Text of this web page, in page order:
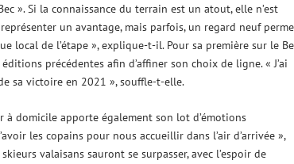
». Si la connaissance du terrain est un atout, elle n’est
un avantage, mais parfois, un regard neuf
local de l’étape », explique-t-il. Pour sa première sur le
précédentes afin d’affiner son choix de ligne. « J’ai
sa victoire en 2021 », souffle-t-elle.
domicile apporte également son lot d’émotions
les copains pour nous accueillir dans l’air d’arrivée »,
valaisans sauront se surpasser, avec l’espoir de